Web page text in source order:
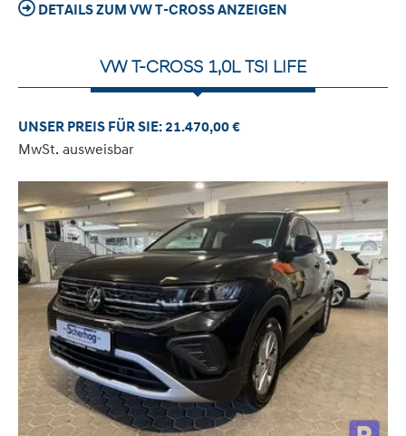
DETAILS ZUM VW T-CROSS ANZEIGEN
VW T-CROSS 1,0L TSI LIFE
UNSER PREIS FÜR SIE: 21.470,00 €
MwSt. ausweisbar